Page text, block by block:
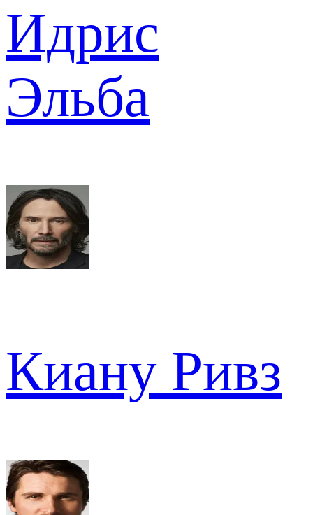
Идрис
Эльба
Киану Ривз